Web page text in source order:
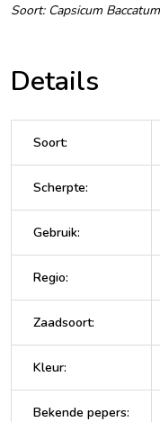
Soort: Capsicum Baccatum
Details
Soort:
Scherpte:
Gebruik:
Regio:
Zaadsoort:
Kleur:
Bekende pepers: